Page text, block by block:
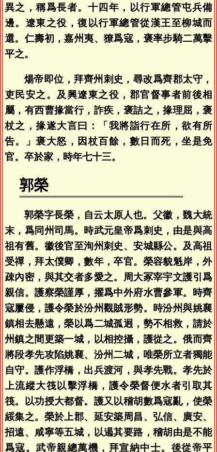
異之，稱爲長者。十四年，以行軍總管屯兵備
邊。遼東之役，復以行軍總管從漢王至柳城而
還。仁壽初，嘉州夷、獠爲寇，褒率步騎二萬擊
平之。
煬帝即位，拜齊州刺史，尋改爲齊郡太守，
吏民安之。及興遼東之役，郡官督事者前後相
屬，有西曹掾當行，詐疾，褒詰之，掾理屈，褒
杖之，掾遂大言曰：「我將詣行在所，欲有所
告。」褒大怒，因杖百餘，數日而死，坐是免
官。卒於家，時年七十三。
郭榮
郭榮字長榮，自云太原人也。父徽，魏大統
末，爲同州司馬。時武元皇帝爲刺史，由是與高
祖有舊。徽後官至洵州刺史、安城縣公。及高祖
受禪，拜太僕卿，數年，卒官。榮容貌魁岸，外
疎內密，與其交者多愛之。周大冢宰宇文護引爲
親信。護察榮謹厚，擢爲中外府水曹參軍。時齊
寇屢侵，護令榮於汾州觀賊形勢。時汾州與姚襄
鎮相去懸遠，榮以爲二城孤迥，勢不相救，請於
州鎮之間更築一城，以相控攝，護從之。俄而齊
將段孝先攻陷姚襄、汾州二城，唯榮所立者獨能
自守。護作浮橋，出兵渡河，與孝先戰。孝先於
上流縱大筏以擊浮橋，護令榮督便水者引取其
筏。以功授大都督。護又以稽胡數爲寇亂，使榮
綏集之。榮於上郡、延安築周昌、弘信、廣安、
招遠、咸寧等五城，以遏其要路，稽胡由是不能
爲寇。武帝親總萬機，拜宣納中士。後從帝平